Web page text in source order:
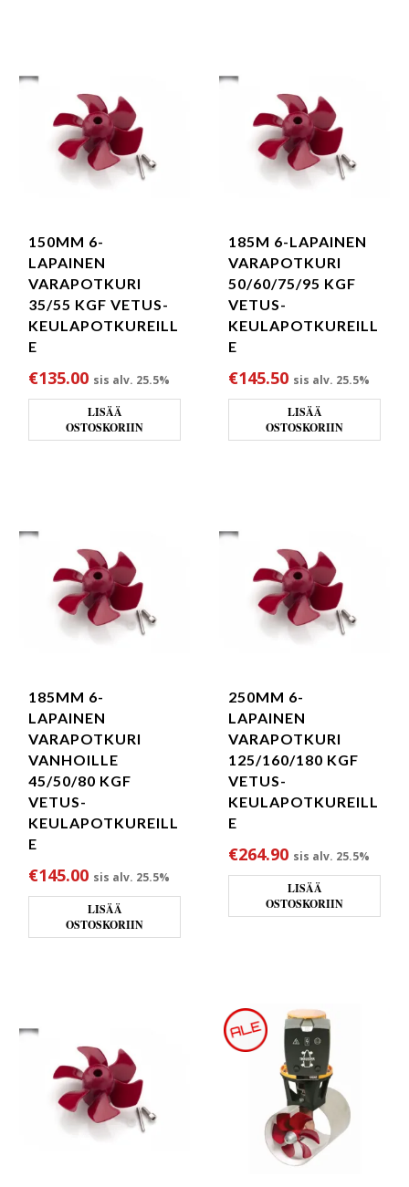
150MM 6-
LAPAINEN
VARAPOTKURI
35/55 KGF VETUS-
KEULAPOTKUREILL
E
€135.00 sis alv. 25.5%
LISÄÄ
OSTOSKORIIN
185M 6-LAPAINEN
VARAPOTKURI
50/60/75/95 KGF
VETUS-
KEULAPOTKUREILL
E
€145.50 sis alv. 25.5%
LISÄÄ
OSTOSKORIIN
185MM 6-
LAPAINEN
VARAPOTKURI
VANHOILLE
45/50/80 KGF
VETUS-
KEULAPOTKUREILL
E
€145.00 sis alv. 25.5%
LISÄÄ
OSTOSKORIIN
250MM 6-
LAPAINEN
VARAPOTKURI
125/160/180 KGF
VETUS-
KEULAPOTKUREILL
E
€264.90 sis alv. 25.5%
LISÄÄ
OSTOSKORIIN